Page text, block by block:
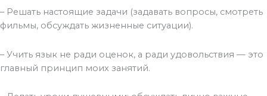
– Решать настоящие задачи (задавать вопросы, смотреть
фильмы, обсуждать жизненные ситуации).
– Учить язык не ради оценок, а ради удовольствия — это
главный принцип моих занятий.